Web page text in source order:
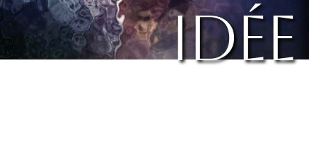
idée